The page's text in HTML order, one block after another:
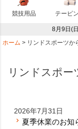
競技用品 テーピ
8月9日(
ホーム
リンドスポーツか
リンドスポ
2026年7月31日
夏季休業のお知